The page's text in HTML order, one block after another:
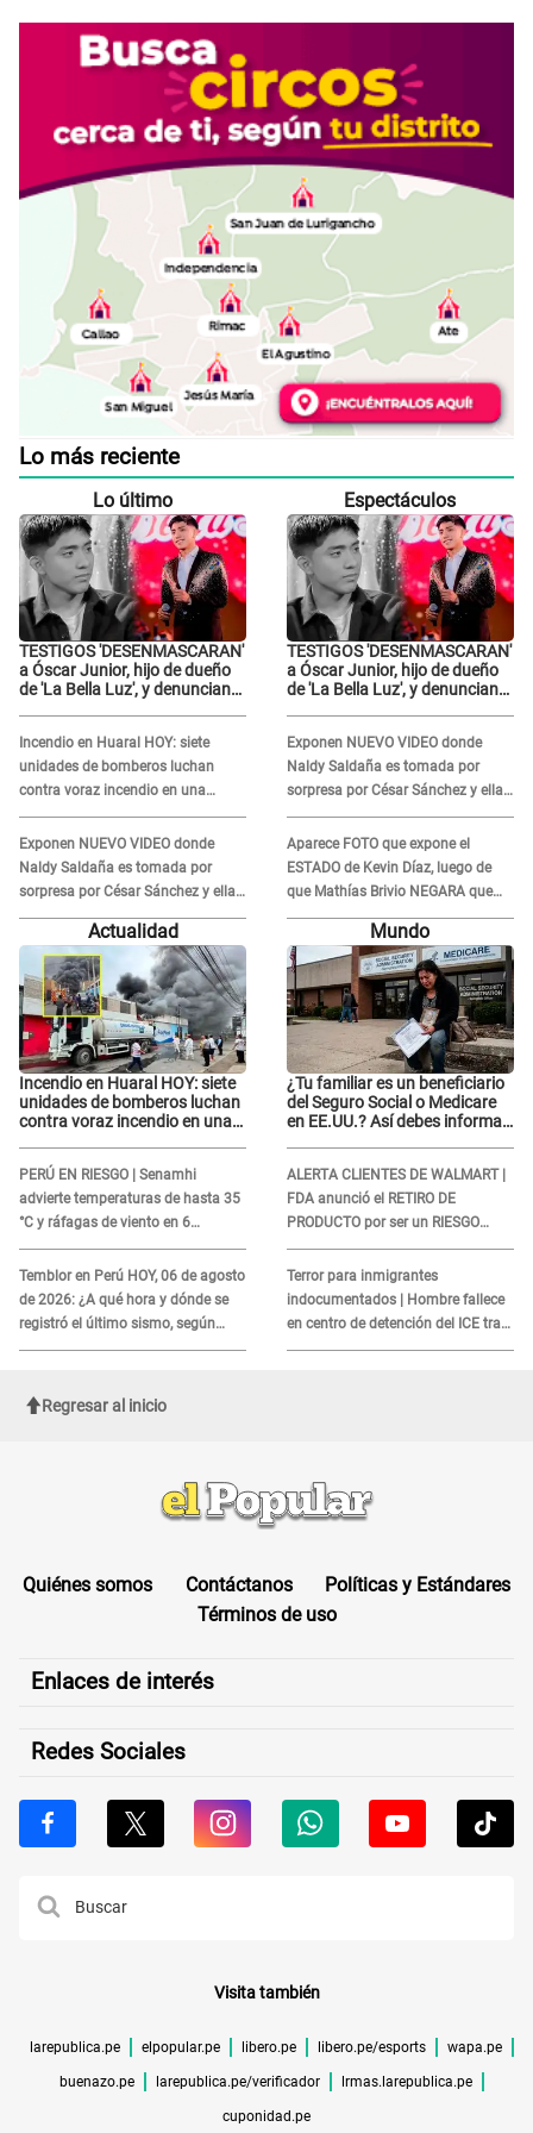
Lo más reciente
Lo último
TESTIGOS 'DESENMASCARAN'
a Óscar Junior, hijo de dueño
de 'La Bella Luz', y denuncian
Incendio en Huaral HOY: siete
unidades de bomberos luchan
contra voraz incendio en una
ferretería
Exponen NUEVO VIDEO donde
Naldy Saldaña es tomada por
sorpresa por César Sánchez y ella
evidencia su REACCIÓN: Le agarró
Espectáculos
TESTIGOS 'DESENMASCARAN'
a Óscar Junior, hijo de dueño
de 'La Bella Luz', y denuncian
Exponen NUEVO VIDEO donde
Naldy Saldaña es tomada por
sorpresa por César Sánchez y ella
evidencia su REACCIÓN: Le agarró
la mano
Aparece FOTO que expone el
ESTADO de Kevin Díaz, luego de
que Mathías Brivio NEGARA que
fue un accidente: Lleva collarín
Actualidad
Incendio en Huaral HOY: siete
unidades de bomberos luchan
contra voraz incendio en una
PERÚ EN RIESGO | Senamhi
advierte temperaturas de hasta 35
°C y ráfagas de viento en 6
regiones del país
Temblor en Perú HOY, 06 de agosto
de 2026: ¿A qué hora y dónde se
registró el último sismo, según
IGP?
Mundo
¿Tu familiar es un beneficiario
del Seguro Social o Medicare
en EE.UU.? Así debes informar
ALERTA CLIENTES DE WALMART |
FDA anunció el RETIRO DE
PRODUCTO por ser un RIESGO
MORTAL para consumidores: ¿Cuál
es?
Terror para inmigrantes
indocumentados | Hombre fallece
en centro de detención del ICE tras
sufrir una "emergencia médica"
Regresar al inicio
Quiénes somos Contáctanos
Políticas y Estándares
Términos de uso
Enlaces de interés
Redes Sociales
Visita también
larepublica.pe elpopular.pe libero.pe libero.pe/esports wapa.pe
buenazo.pe larepublica.pe/verificador lrmas.larepublica.pe
cuponidad.pe